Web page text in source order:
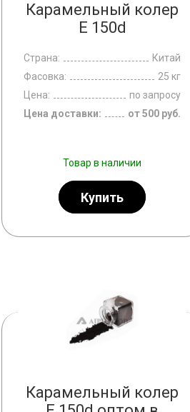
Карамельный колер
E 150d
Страна:
Китай
Фасовка:
25 кг
Цена:
по запросу
Цена доставки:
от 500 руб.
Товар в наличии
Купить
Карамельный колер